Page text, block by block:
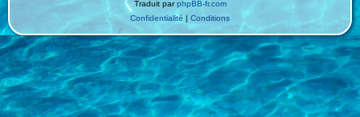
Traduit parphpBB-fr.com
Confidentialité | Conditions